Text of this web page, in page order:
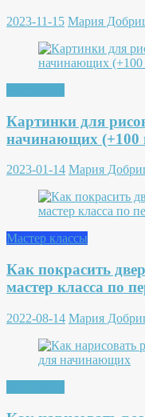
2023-11-15 Мария
Картинки для
начинающих (+100
2023-01-14 Мария
Мастер классы
Как покрасить
мастер класса по
2022-08-14 Мария